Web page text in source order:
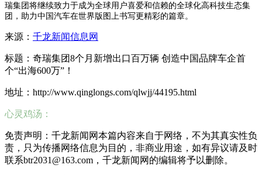
瑞集团将继续致力于成为全球用户喜爱和信赖的全球化高科技生态集
团，助力中国汽车在世界版图上书写更精彩的篇章。
来源： 千龙新闻信息网
标题：奇瑞集团8个月新增出口百万辆 创造中国品牌车企首
个“出海600万”！
地址：http://www.qinglongs.com/qlwjj/44195.html
心灵鸡汤：
免责声明：千龙新闻网本篇内容来自于网络，不为其真实性负
责，只为传播网络信息为目的，非商业用途，如有异议请及时
联系btr2031@163.com，千龙新闻网的编辑将予以删除。